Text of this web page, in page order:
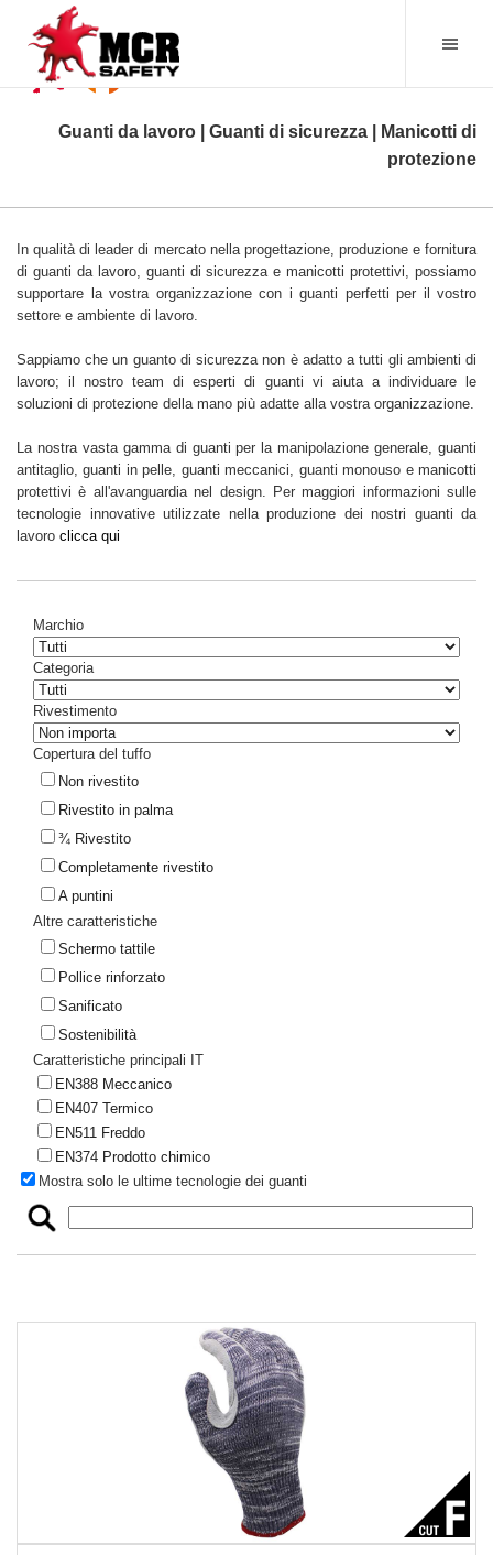
Guanti da lavoro | Guanti di sicurezza | Manicotti di
protezione
In qualità di leader di mercato nella progettazione, produzione e fornitura
di guanti da lavoro, guanti di sicurezza e manicotti protettivi, possiamo
supportare la vostra organizzazione con i guanti perfetti per il vostro
settore e ambiente di lavoro.
Sappiamo che un guanto di sicurezza non è adatto a tutti gli ambienti di
lavoro; il nostro team di esperti di guanti vi aiuta a individuare le
soluzioni di protezione della mano più adatte alla vostra organizzazione.
La nostra vasta gamma di guanti per la manipolazione generale, guanti
antitaglio, guanti in pelle, guanti meccanici, guanti monouso e manicotti
protettivi è all'avanguardia nel design. Per maggiori informazioni sulle
tecnologie innovative utilizzate nella produzione dei nostri guanti da
lavoro clicca qui
Marchio
Categoria
Rivestimento
Copertura del tuffo
Non rivestito
Rivestito in palma
¾ Rivestito
Completamente rivestito
A puntini
Altre caratteristiche
Schermo tattile
Pollice rinforzato
Sanificato
Sostenibilità
Caratteristiche principali IT
EN388 Meccanico
EN407 Termico
EN511 Freddo
EN374 Prodotto chimico
Mostra solo le ultime tecnologie dei guanti